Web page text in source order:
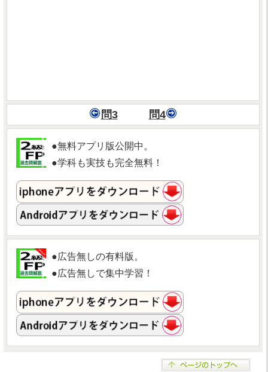
問3 問4
●無料アプリ版公開中。
●学科も実技も完全無料！
●広告無しの有料版。
●広告無しで集中学習！